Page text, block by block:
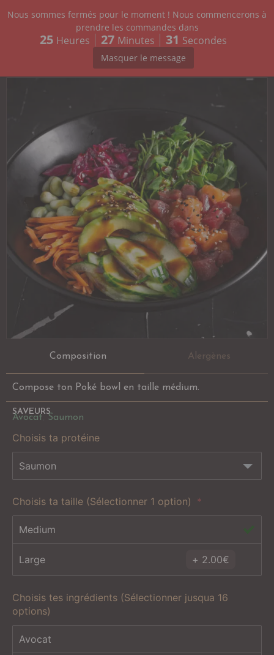
CARTE
POKE BOWL
COMPOSE TON POKÉ BOWL
Choisis ta protéine
Choisis ta taille (Sélectionner 1 option)
Medium
Large 2.00€
Choisis tes ingrédients (Sélectionner jusqua 16
options)
Avocat
Composition Alergènes
Compose ton Poké bowl en taille médium.
SAVEURS
Avocat Saumon
Nous sommes fermés pour le moment ! Nous commencerons à
prendre les commandes dans
25 Heures 27 Minutes 30 Secondes
Masquer le message